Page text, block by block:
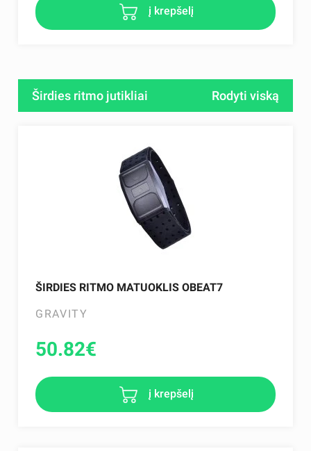
į krepšelį
Širdies ritmo jutikliai Rodyti viską
ŠIRDIES RITMO MATUOKLIS OBEAT7
GRAVITY
50.82€
į krepšelį